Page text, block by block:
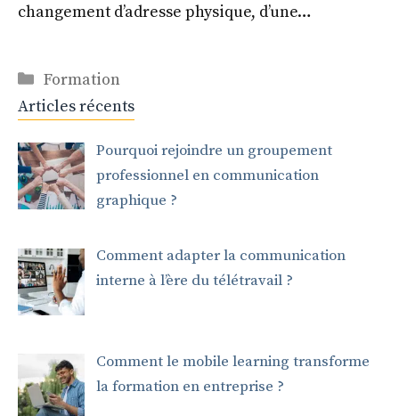
changement d’adresse physique, d’une…
Catégories
Formation
Articles récents
Pourquoi rejoindre un groupement
professionnel en communication
graphique ?
Comment adapter la communication
interne à l’ère du télétravail ?
Comment le mobile learning transforme
la formation en entreprise ?